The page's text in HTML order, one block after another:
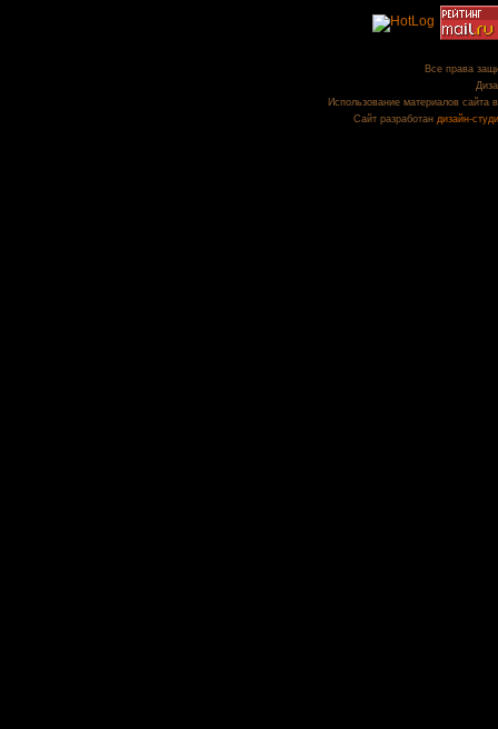
Все права
Использование материалов сайта
Сайт разработан дизайн-